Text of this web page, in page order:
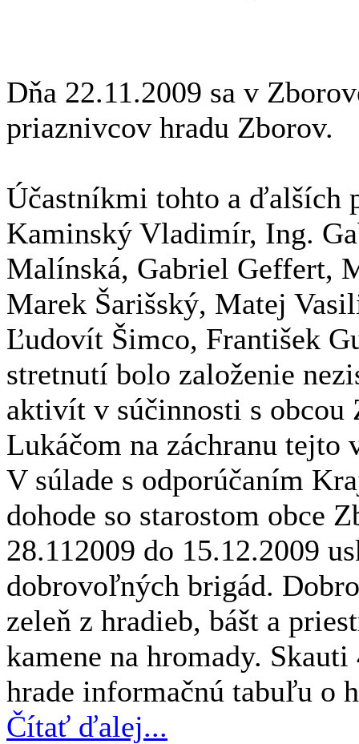
Dňa 22.11.2009 sa v
priaznivcov hradu Zborov.
Účastníkmi tohto a ďalších
Kaminský Vladimír, Ing.
Malínská, Gabriel Geffert,
Marek Šarišský, Matej
Ľudovít Šimco, František
stretnutí bolo založenie
aktivít v súčinnosti s obcou
Lukáčom na záchranu
V súlade s odporúčaním
dohode so starostom obce
28.112009 do 15.12.2009
dobrovoľných brigád.
zeleň z hradieb, bášt a
kamene na hromady.
hrade informačnú tabuľu o
Čítať ďalej...